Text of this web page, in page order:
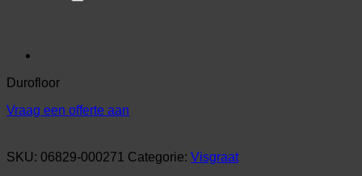
Durofloor
Vraag een offerte aan
SKU: 06829-000271 Categorie: Visgraat